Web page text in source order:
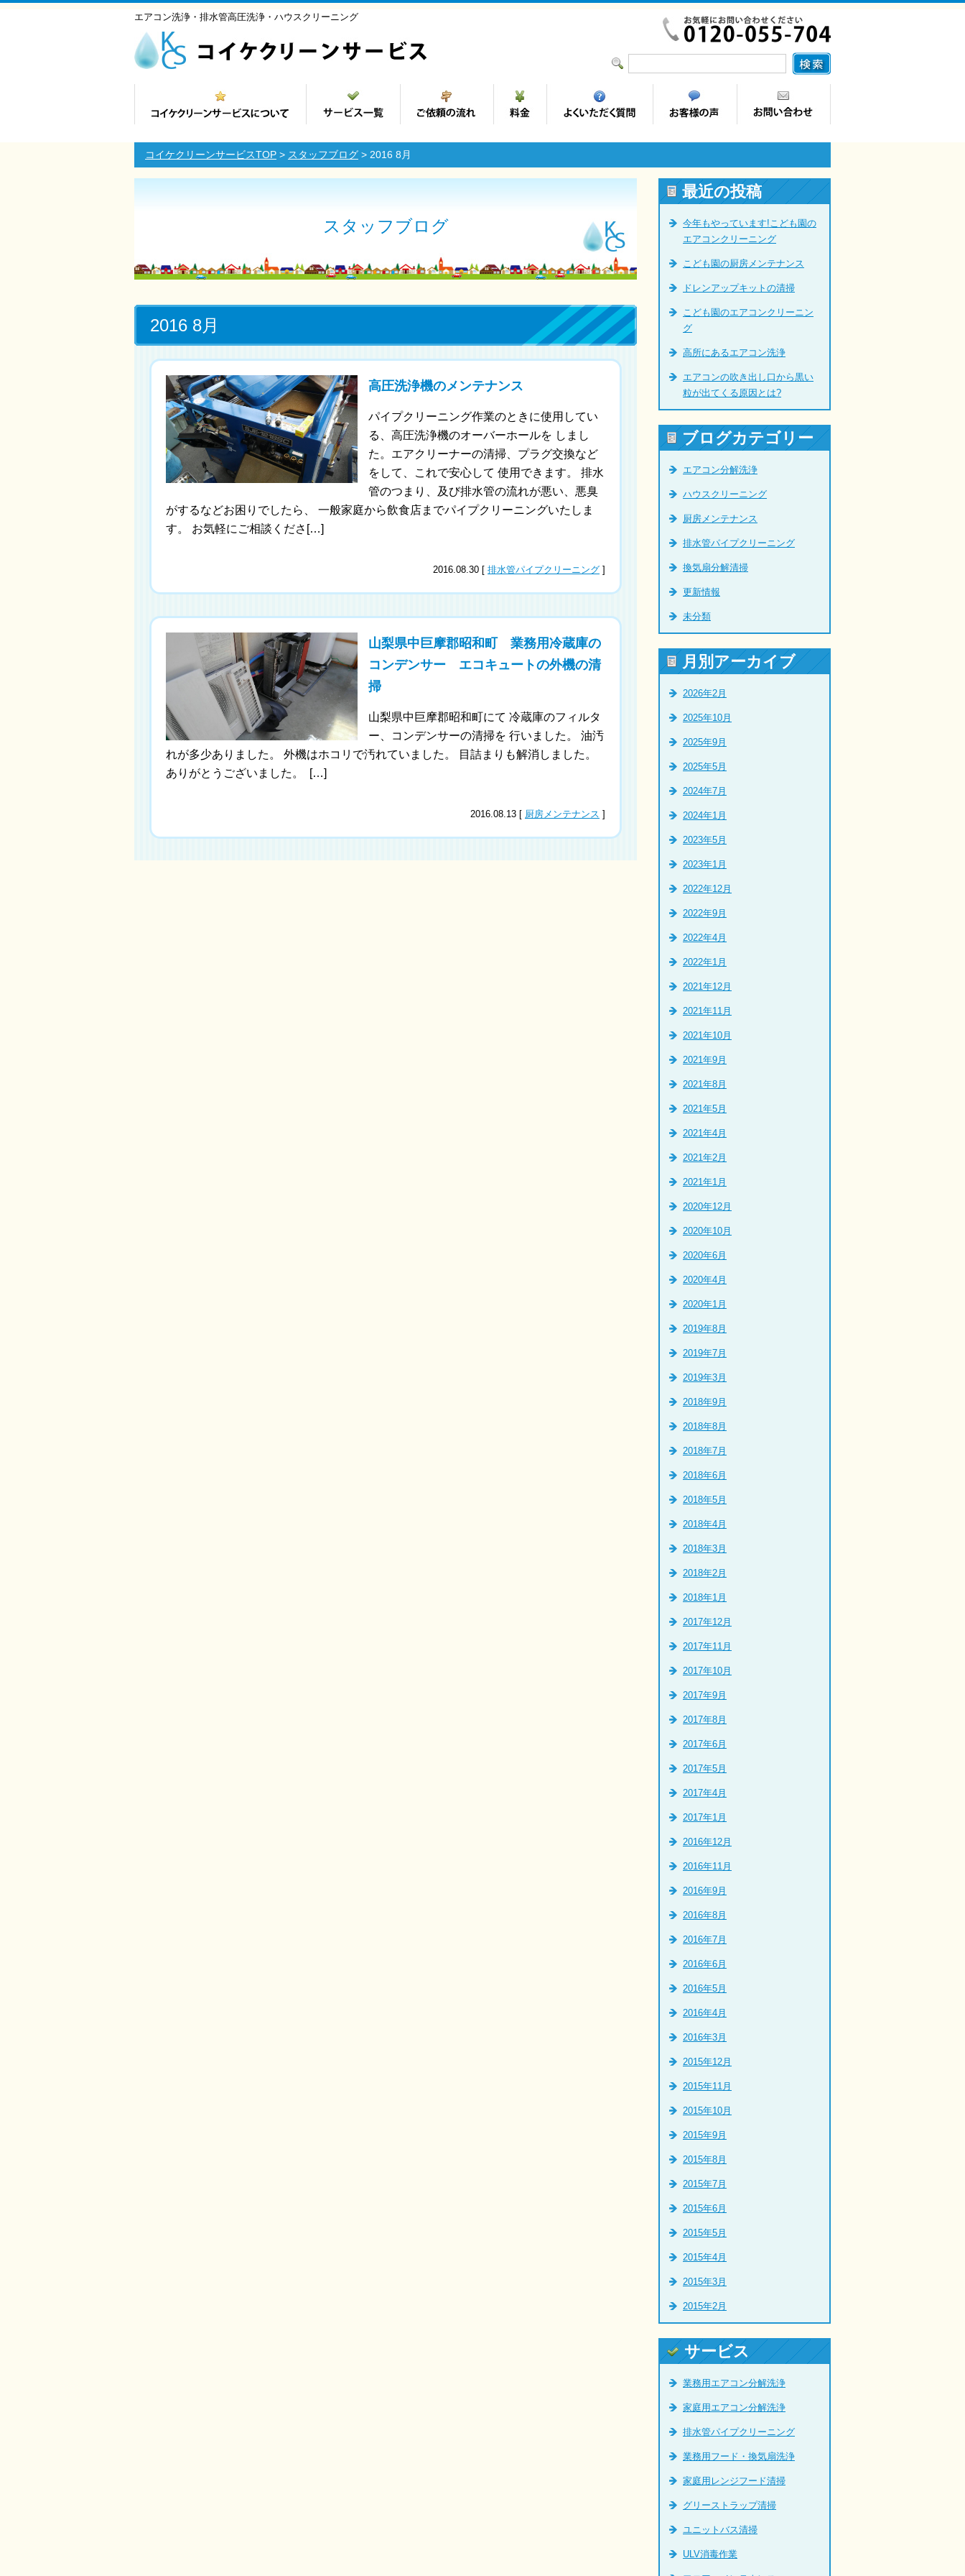
エアコン洗浄・排水管高圧洗浄・ハウスクリーニング
コイケクリーンサービスTOP > スタッフブログ > 2016 8月
スタッフブログ
2016 8月
高圧洗浄機のメンテナンス
パイプクリーニング作業のときに使用してい
る、高圧洗浄機のオーバーホールを しまし
た。エアクリーナーの清掃、プラグ交換など
をして、これで安心して 使用できます。 排水
管のつまり、及び排水管の流れが悪い、悪臭
がするなどお困りでしたら、 一般家庭から飲食店までパイプクリーニングいたしま
す。 お気軽にご相談くださ[…]
2016.08.30 [ 排水管パイプクリーニング ]
山梨県中巨摩郡昭和町 業務用冷蔵庫の
コンデンサー エコキュートの外機の清
掃
山梨県中巨摩郡昭和町にて 冷蔵庫のフィルタ
ー、コンデンサーの清掃を 行いました。 油汚
れが多少ありました。 外機はホコリで汚れていました。 目詰まりも解消しました。
ありがとうございました。 […]
2016.08.13 [ 厨房メンテナンス ]
最近の投稿
今年もやっています!こども園の
エアコンクリーニング
こども園の厨房メンテナンス
ドレンアップキットの清掃
こども園のエアコンクリーニン
グ
高所にあるエアコン洗浄
エアコンの吹き出し口から黒い
粒が出てくる原因とは?
ブログカテゴリー
エアコン分解洗浄
ハウスクリーニング
厨房メンテナンス
排水管パイプクリーニング
換気扇分解清掃
更新情報
未分類
月別アーカイブ
2026年2月
2025年10月
2025年9月
2025年5月
2024年7月
2024年1月
2023年5月
2023年1月
2022年12月
2022年9月
2022年4月
2022年1月
2021年12月
2021年11月
2021年10月
2021年9月
2021年8月
2021年5月
2021年4月
2021年2月
2021年1月
2020年12月
2020年10月
2020年6月
2020年4月
2020年1月
2019年8月
2019年7月
2019年3月
2018年9月
2018年8月
2018年7月
2018年6月
2018年5月
2018年4月
2018年3月
2018年2月
2018年1月
2017年12月
2017年11月
2017年10月
2017年9月
2017年8月
2017年6月
2017年5月
2017年4月
2017年1月
2016年12月
2016年11月
2016年9月
2016年8月
2016年7月
2016年6月
2016年5月
2016年4月
2016年3月
2015年12月
2015年11月
2015年10月
2015年9月
2015年8月
2015年7月
2015年6月
2015年5月
2015年4月
2015年3月
2015年2月
サービス
業務用エアコン分解洗浄
家庭用エアコン分解洗浄
排水管パイプクリーニング
業務用フード・換気扇洗浄
家庭用レンジフード清掃
グリーストラップ清掃
ユニットバス清掃
ULV消毒作業